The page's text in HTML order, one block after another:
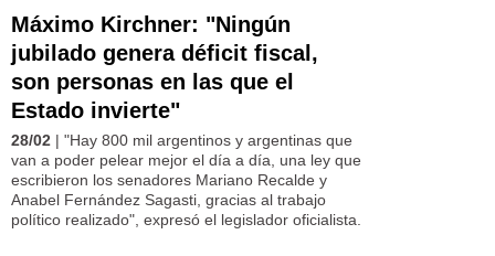
Máximo Kirchner: "Ningún
jubilado genera déficit fiscal,
son personas en las que el
Estado invierte"
28/02 | "Hay 800 mil argentinos y argentinas que
van a poder pelear mejor el día a día, una ley que
escribieron los senadores Mariano Recalde y
Anabel Fernández Sagasti, gracias al trabajo
político realizado", expresó el legislador oficialista.